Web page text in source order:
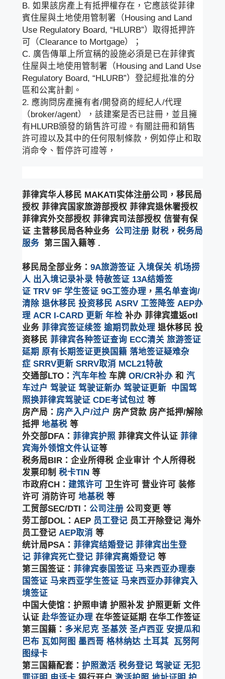
B. 如果該房產上有抵押權存在，它應該從菲律
賓住屋與土地使用管制署（Housing and Land
Use Regulatory Board, “HLURB”）取得抵押許
可（Clearance to Mortgage）；
C. 廣告傳單上所宣稱的設施必須是已在菲律賓
住屋與土地使用管制署（Housing and Land Use
Regulatory Board, “HLURB”）登記經批准的分
區和公寓計劃。
2. 應詢問房產擁有者/開發商的經紀人/代理
（broker/agent），該建案是否已註冊，並且擁
有HLURB頒發的銷售許可證。有關註冊和銷售
許可證以及其中的任何限制條款，例如停止和取
消命令、暫停許可證等，
菲律宾华人移民 MAKATI实体注册公司，移民局
授权 菲律宾国家旅游部授权 菲律宾退休署授权
菲律宾外交部授权 菲律宾司法部授权 信誉有保
证 主营移民局各种业务 公司注册 财税， 税务局
服务第三国入籍等 .
移民局全部业务： 9A旅游签证 入境保关 机场捞
人 出入境记录补录 特赦签证 13A结婚签
证 TRV 9F 学生签证 9G工签办理 ， 黑名单查询/
清除 退休移民 投资移民 ASRV 工签降签 AEP办
理 ACR I-CARD 更新 年检 补办 菲律宾遣返otl
业务 菲律宾签证续签 逾期罚款处理 退休移民 投
资移民 菲律宾各种签证查询 ECC清关 旅游签证
延期 原有长期签证更换国籍 落地签证疑难杂
症 SRRV更新 SRRV取消 MCL21特赦
交通部LTO： 汽车年检车牌 OR/CR补办和 汽
车过户 驾驶证 驾驶证新办 驾驶证更新
中国驾
照换菲律宾驾驶证 CDE考试包过等
房产局： 房产入户/过户 房产贷款 房产抵押/解除
抵押 地基税等
外交部DFA： 菲律宾护照 菲律宾文件认证 菲律
宾海外领馆文件认证等
税务局BIR：企业所得税 企业审计 个人所得税
发票印制 税卡TIN 等
市政府CH： 建筑许可卫生许可 营业许可 装修
许可 消防许可 地基税等
工贸部SEC/DTI： 公司注册公司变更 等
劳工部DOL：AEP 员工登记员工开除登记 海外
员工登记 AEP取消 等
统计局PSA： 菲律宾结婚登记 菲律宾出生登
记 菲律宾死亡登记 菲律宾离婚登记等
第三国签证： 菲律宾泰国签证 马来西亚办理泰
国签证 马来西亚学生签证 马来西亚办菲律宾入
境签证
中国大使馆：护照申请 护照补发 护照更新 文件
认证 赴华签证办理 在华签证延期 在华工作签证
第三国籍： 多米尼克 圣基茨 圣卢西亚 安提瓜和
巴布 瓦如阿图 墨西哥 格林纳达 土耳其
瓦努阿
图绿卡
第三国籍配套： 护照激活 税务登记 驾驶证 无犯